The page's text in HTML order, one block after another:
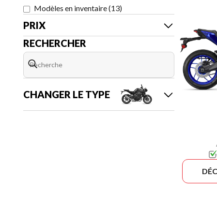
Modèles en inventaire(13)
PRIX
RECHERCHER
CHANGER LE TYPE